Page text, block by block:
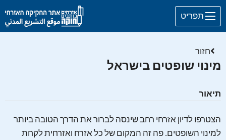
Skip to main content
חזור
מינוי שופטים בישראל
תיאור
הצטרפו לדיון אזרחי רחב שינסה לברור את הדרך הטובה ביותר
למינוי השופטים. פה זה המקום של כל אזרח ואזרחית לקחת